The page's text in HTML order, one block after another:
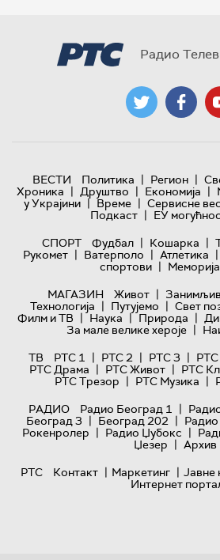
Радио
ВЕСТИ Политика | Регион |
Хроника | Друштво | Економија |
у Украјини | Време | Сервисне
Подкаст | ЕУ
СПОРТ
Фудбал | Кошарка |
Рукомет | Ватерполо | Атлетика |
спортови |
МАГАЗИН
Живот |
Технологијa | Путујемо | Свет
Филм и ТВ | Наука | Природа |
За мале велике хероје |
ТВ
РТС 1 | РТС 2 | РТС 3 | РТС
РТС Драма | РТС Живот | РТС
РТС Трезор | РТС Музика |
РАДИО
Радио Београд 1 |
Београд 3 | Београд 202 |
Рокенролер | Радио Џубокс |
Џезер | Архив
РТС
Контакт | Маркетинг | Јавне
Интернет